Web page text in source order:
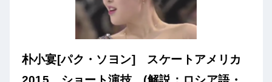
朴小宴[パク・ソヨン] スケートアメリカ